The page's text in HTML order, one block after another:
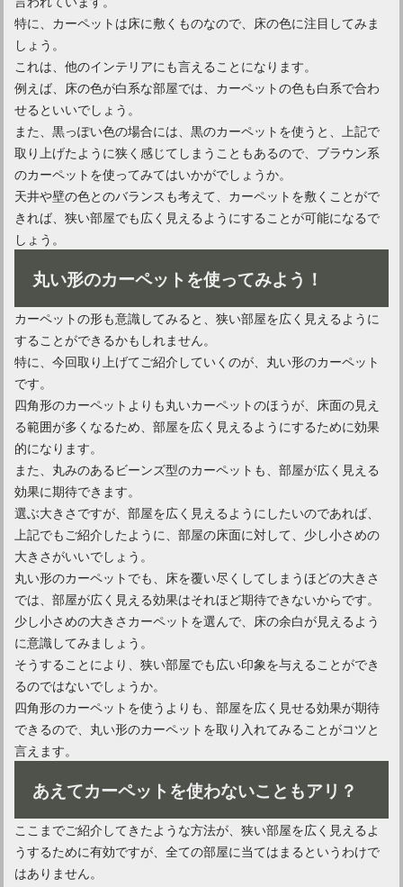
イギリスはカーペットを多用するお国柄！上手な掃除方法は？
フローリングにはカーペットを敷こう！夏場は素材や色に注目
失敗しないカーペットの洗浄機選び！家庭用おすすめ機種は？
カーペットの値段相場をチェック！基本知識も学んでおこう！
カーペットの汚れスイトル！掃除機用水洗いクリーナーヘッド
カーペットの洗浄に！あるようでなかった乾湿両用掃除機
特に、カーペットは床に敷くものなので、床の色に注目してみま
しょう。
これは、他のインテリアにも言えることになります。
例えば、床の色が白系な部屋では、カーペットの色も白系で合わ
せるといいでしょう。
また、黒っぽい色の場合には、黒のカーペットを使うと、上記で
取り上げたように狭く感じてしまうこともあるので、ブラウン系
のカーペットを使ってみてはいかがでしょうか。
天井や壁の色とのバランスも考えて、カーペットを敷くことがで
きれば、狭い部屋でも広く見えるようにすることが可能になるで
しょう。
丸い形のカーペットを使ってみよう！
カーペットの形も意識してみると、狭い部屋を広く見えるように
することができるかもしれません。
特に、今回取り上げてご紹介していくのが、丸い形のカーペット
です。
四角形のカーペットよりも丸いカーペットのほうが、床面の見え
る範囲が多くなるため、部屋を広く見えるようにするために効果
的になります。
また、丸みのあるビーンズ型のカーペットも、部屋が広く見える
効果に期待できます。
選ぶ大きさですが、部屋を広く見えるようにしたいのであれば、
上記でもご紹介したように、部屋の床面に対して、少し小さめの
大きさがいいでしょう。
丸い形のカーペットでも、床を覆い尽くしてしまうほどの大きさ
では、部屋が広く見える効果はそれほど期待できないからです。
少し小さめの大きさカーペットを選んで、床の余白が見えるよう
に意識してみましょう。
そうすることにより、狭い部屋でも広い印象を与えることができ
るのではないでしょうか。
四角形のカーペットを使うよりも、部屋を広く見せる効果が期待
できるので、丸い形のカーペットを取り入れてみることがコツと
言えます。
あえてカーペットを使わないこともアリ？
ここまでご紹介してきたような方法が、狭い部屋を広く見えるよ
うするために有効ですが、全ての部屋に当てはまるというわけで
はありません。